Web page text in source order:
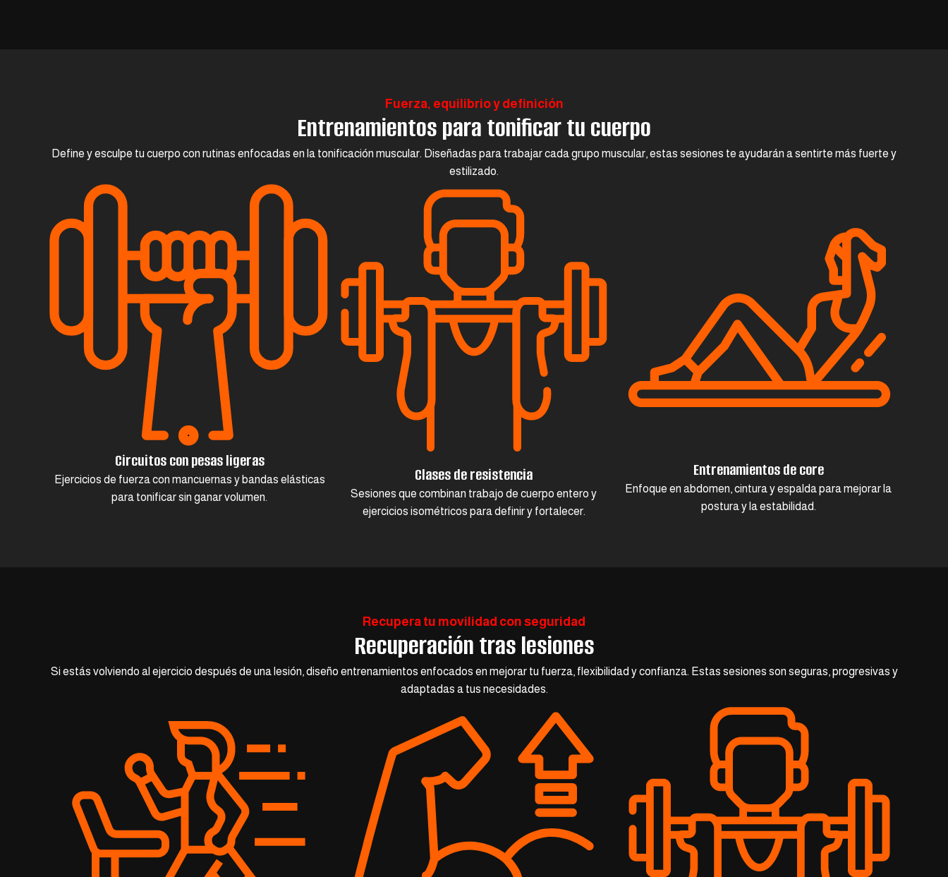
Fuerza, equilibrio y definición
Entrenamientos para tonificar tu cuerpo
Define y esculpe tu cuerpo con rutinas enfocadas en la tonificación muscular. Diseñadas para trabajar cada grupo muscular, estas sesiones te ayudarán a sentirte más fuerte y
estilizado.
Circuitos con pesas ligeras
Ejercicios de fuerza con mancuernas y bandas elásticas
para tonificar sin ganar volumen.
Clases de resistencia
Sesiones que combinan trabajo de cuerpo entero y
ejercicios isométricos para definir y fortalecer.
Entrenamientos de core
Enfoque en abdomen, cintura y espalda para mejorar la
postura y la estabilidad.
Recupera tu movilidad con seguridad
Recuperación tras lesiones
Si estás volviendo al ejercicio después de una lesión, diseño entrenamientos enfocados en mejorar tu fuerza, flexibilidad y confianza. Estas sesiones son seguras, progresivas y
adaptadas a tus necesidades.